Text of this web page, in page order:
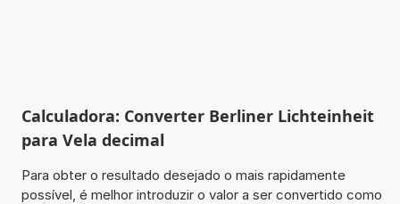
Calculadora: Converter Berliner Lichteinheit
para Vela decimal
Para obter o resultado desejado o mais rapidamente
possível, é melhor introduzir o valor a ser convertido como